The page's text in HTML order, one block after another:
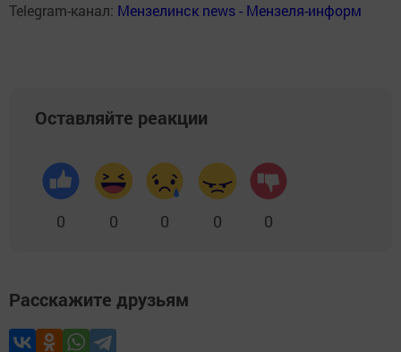
Telegram-канал: Мензелинск news - Мензеля-информ
Оставляйте реакции
0 0 0 0 0
Расскажите друзьям